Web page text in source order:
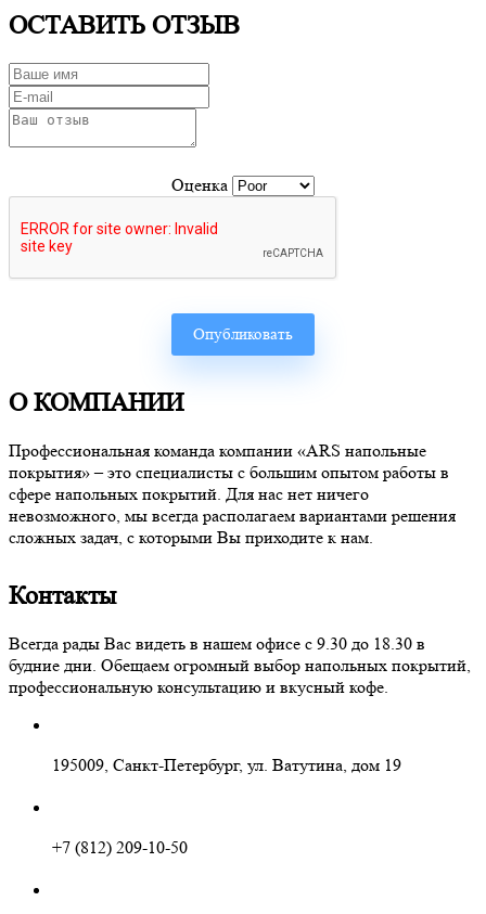
ОСТАВИТЬ ОТЗЫВ
Оценка
О КОМПАНИИ
Профессиональная команда компании «ARS напольные
покрытия» – это специалисты с большим опытом работы в
сфере напольных покрытий. Для нас нет ничего
невозможного, мы всегда располагаем вариантами решения
сложных задач, с которыми Вы приходите к нам.
Контакты
Всегда рады Вас видеть в нашем офисе с 9.30 до 18.30 в
будние дни. Обещаем огромный выбор напольных покрытий,
профессиональную консультацию и вкусный кофе.
195009, Санкт-Петербург, ул. Ватутина, дом 19
+7 (812) 209-10-50